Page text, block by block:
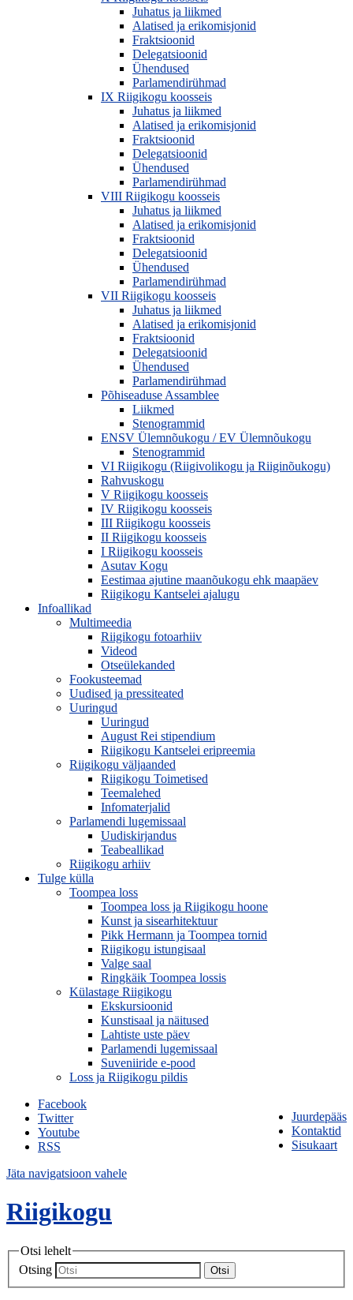
Juhatus ja liikmed
Alatised ja erikomisjonid
Fraktsioonid
Delegatsioonid
Ühendused
Parlamendirühmad
IX Riigikogu koosseis
Juhatus ja liikmed
Alatised ja erikomisjonid
Fraktsioonid
Delegatsioonid
Ühendused
Parlamendirühmad
VIII Riigikogu koosseis
Juhatus ja liikmed
Alatised ja erikomisjonid
Fraktsioonid
Delegatsioonid
Ühendused
Parlamendirühmad
VII Riigikogu koosseis
Juhatus ja liikmed
Alatised ja erikomisjonid
Fraktsioonid
Delegatsioonid
Ühendused
Parlamendirühmad
Põhiseaduse Assamblee
Liikmed
Stenogrammid
ENSV Ülemnõukogu / EV Ülemnõukogu
Stenogrammid
VI Riigikogu (Riigivolikogu ja Riiginõukogu)
Rahvuskogu
V Riigikogu koosseis
IV Riigikogu koosseis
III Riigikogu koosseis
II Riigikogu koosseis
I Riigikogu koosseis
Asutav Kogu
Eestimaa ajutine maanõukogu ehk maapäev
Riigikogu Kantselei ajalugu
Infoallikad
Multimeedia
Riigikogu fotoarhiiv
Videod
Otseülekanded
Fookusteemad
Uudised ja pressiteated
Uuringud
Uuringud
August Rei stipendium
Riigikogu Kantselei eripreemia
Riigikogu väljaanded
Riigikogu Toimetised
Teemalehed
Infomaterjalid
Parlamendi lugemissaal
Uudiskirjandus
Teabeallikad
Riigikogu arhiiv
Tulge külla
Toompea loss
Toompea loss ja Riigikogu hoone
Kunst ja sisearhitektuur
Pikk Hermann ja Toompea tornid
Riigikogu istungisaal
Valge saal
Ringkäik Toompea lossis
Külastage Riigikogu
Ekskursioonid
Kunstisaal ja näitused
Lahtiste uste päev
Parlamendi lugemissaal
Suveniiride e-pood
Loss ja Riigikogu pildis
Juurdepääs
Kontaktid
Sisukaart
Facebook
Twitter
Youtube
RSS
Jäta navigatsioon vahele
Riigikogu
Otsi lehelt
Otsing
Otsi